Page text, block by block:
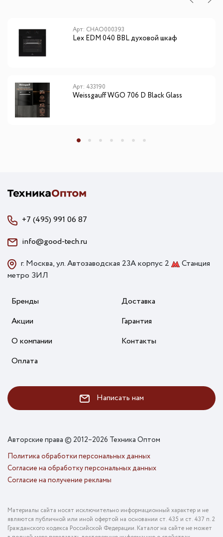
Арт: CHAO000393
Lex EDM 040 BBL духовой шкаф
Арт: 433190
Weissgauff WGO 706 D Black Glass
+7 (495) 991 06 87
info@good-tech.ru
г. Москва, ул. Автозаводская 23А корпус 2
Станция
метро ЗИЛ
Бренды
Акции
О компании
Оплата
Доставка
Гарантия
Контакты
Написать нам
Авторские права © 2012–2026 Техника Оптом
Политика обработки персональных данных
Согласие на обработку персональных данных
Согласие на получение рекламы
Материалы сайта носят исключительно информационный характер и не
являются публичной или иной офертой на основании ст. 435 и ст. 437 п. 2
Гражданского кодекса Российской Федерации. Каталог на сайте не может